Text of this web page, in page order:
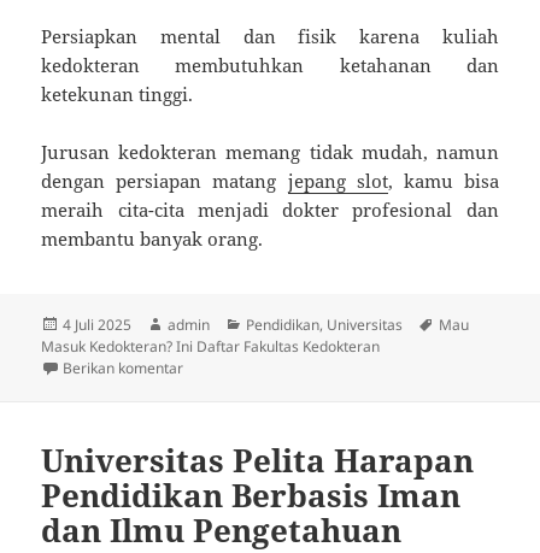
Persiapkan mental dan fisik karena kuliah
kedokteran membutuhkan ketahanan dan
ketekunan tinggi.
Jurusan kedokteran memang tidak mudah, namun
dengan persiapan matang jepang slot, kamu bisa
meraih cita-cita menjadi dokter profesional dan
membantu banyak orang.
Diposkan
pada
4 Juli 2025 Penulis
admin Kategori
Pendidikan, Universitas Tag
Mau
Masuk Kedokteran? Ini Daftar Fakultas Kedokteran
Berikan komentaruntuk Mau Masuk Kedokteran? Ini Daftar Fakultas
Universitas Pelita Harapan
Pendidikan Berbasis Iman
dan Ilmu Pengetahuan